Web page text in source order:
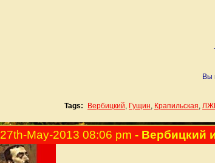
Вы
Tags:
Вербицкий, Гущин, Крапильская,
27th-May-2013 08:06 pm - Вербицкий